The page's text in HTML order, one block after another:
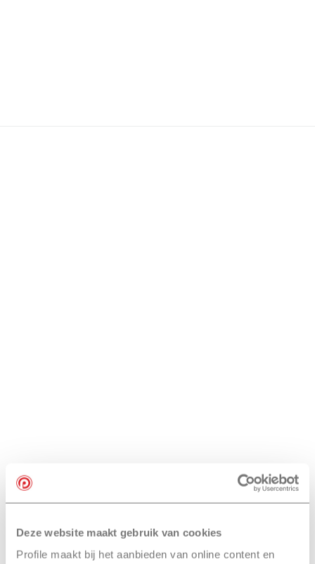
Deze website maakt gebruik van cookies
Profile maakt bij het aanbieden van online content en